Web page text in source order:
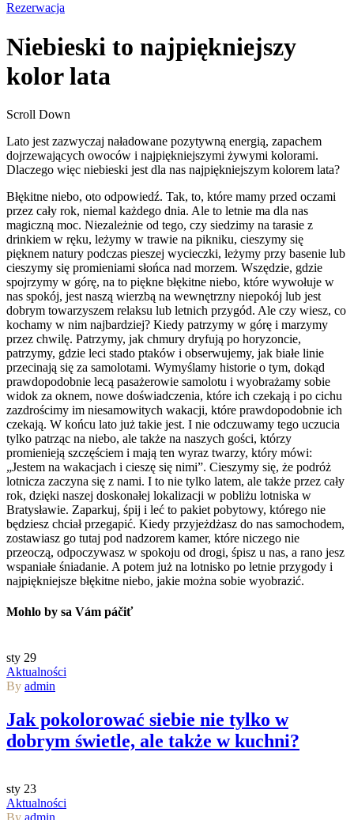
Rezerwacja
Niebieski to najpiękniejszy
kolor lata
Scroll Down
Lato jest zazwyczaj naładowane pozytywną energią, zapachem
dojrzewających owoców i najpiękniejszymi żywymi kolorami.
Dlaczego więc niebieski jest dla nas najpiękniejszym kolorem lata?
Błękitne niebo, oto odpowiedź. Tak, to, które mamy przed oczami
przez cały rok, niemal każdego dnia. Ale to letnie ma dla nas
magiczną moc. Niezależnie od tego, czy siedzimy na tarasie z
drinkiem w ręku, leżymy w trawie na pikniku, cieszymy się
pięknem natury podczas pieszej wycieczki, leżymy przy basenie lub
cieszymy się promieniami słońca nad morzem. Wszędzie, gdzie
spojrzymy w górę, na to piękne błękitne niebo, które wywołuje w
nas spokój, jest naszą wierzbą na wewnętrzny niepokój lub jest
dobrym towarzyszem relaksu lub letnich przygód. Ale czy wiesz, co
kochamy w nim najbardziej? Kiedy patrzymy w górę i marzymy
przez chwilę. Patrzymy, jak chmury dryfują po horyzoncie,
patrzymy, gdzie leci stado ptaków i obserwujemy, jak białe linie
przecinają się za samolotami. Wymyślamy historie o tym, dokąd
prawdopodobnie lecą pasażerowie samolotu i wyobrażamy sobie
widok za oknem, nowe doświadczenia, które ich czekają i po cichu
zazdrościmy im niesamowitych wakacji, które prawdopodobnie ich
czekają. W końcu lato już takie jest. I nie odczuwamy tego uczucia
tylko patrząc na niebo, ale także na naszych gości, którzy
promienieją szczęściem i mają ten wyraz twarzy, który mówi:
„Jestem na wakacjach i cieszę się nimi”. Cieszymy się, że podróż
lotnicza zaczyna się z nami. I to nie tylko latem, ale także przez cały
rok, dzięki naszej doskonałej lokalizacji w pobliżu lotniska w
Bratysławie. Zaparkuj, śpij i leć to pakiet pobytowy, którego nie
będziesz chciał przegapić. Kiedy przyjeżdżasz do nas samochodem,
zostawiasz go tutaj pod nadzorem kamer, które niczego nie
przeoczą, odpoczywasz w spokoju od drogi, śpisz u nas, a rano jesz
wspaniałe śniadanie. A potem już na lotnisko po letnie przygody i
najpiękniejsze błękitne niebo, jakie można sobie wyobrazić.
Mohlo by sa Vám páčiť
sty 29
Aktualności
By admin
Jak pokolorować siebie nie tylko w
dobrym świetle, ale także w kuchni?
sty 23
Aktualności
By admin